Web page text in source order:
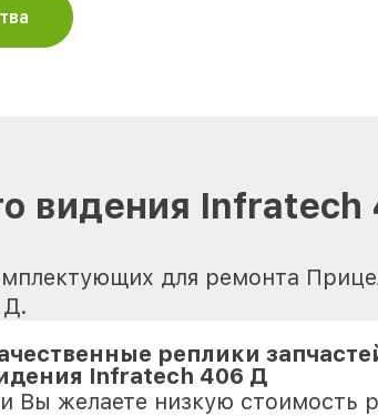
видения
для ремонта
Д.
реплики
Infratech 406 Д
Вы желаете низкую стоимость